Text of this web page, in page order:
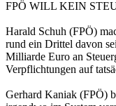
FPÖ WILL KEIN
Harald Schuh (FPÖ)
rund ein Drittel davon
Milliarde Euro an
Verpflichtungen auf
Gerhard Kaniak (FPÖ)